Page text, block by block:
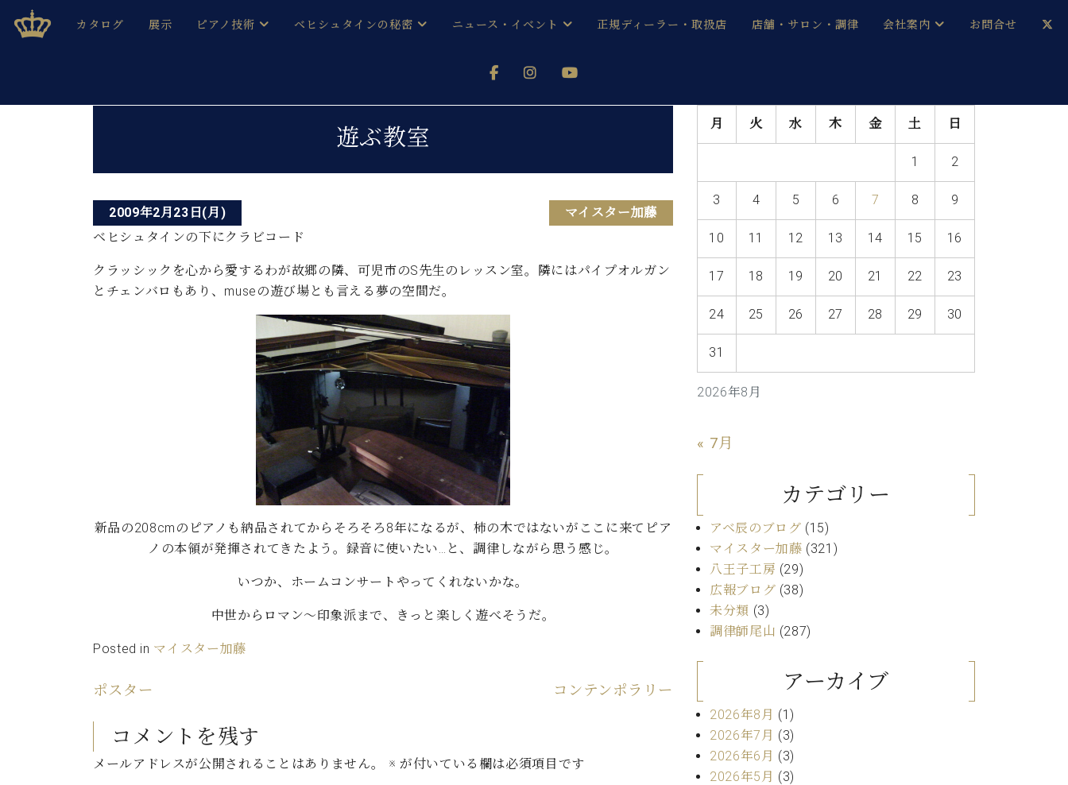
ベヒシュタインジャパン公式サイト
BECHSTEIN JAPAN Official Site
カタログ
C.ベヒシュタイン コンサート/C.ベヒシュタイン レジデンス
C.ベヒシュタイン コンサート
C.ベヒシュタイン コンサート
アップライトピアノ
W.ホフマン ヴィジョン
展示 ピアノ技術
み
ピアノ製造番号
ベヒシュタインの秘密
ブランドヒストリー
ベヒシュタイン・シューレ
納入実績 ホール・スタジオ
納入実績 音楽教室
ご愛用者の声
ニュース・イベント
メルマガ会員登録ご案内
(お知らせ・メディア情報)
レッスンイベント
代理店主催イベント
コンクール
音楽教室
正規ディーラー・取扱店 店舗・サロン・調律
ベヒシュタイン・シューレ音楽教室
ベヒシュタイン・セントラム 東京
ホール・スタジオレンタル
本社：八王子・技術営業センター
技術者紹介
アーティストカスタマーサービス(調律)
会社案内
採用情報
ベヒシュタイン・サロン会員
ベヒシュタイン・ジャパンブログ
お問合せ
遊ぶ教室
2009年2月23日(月)
マイスター加藤
ベヒシュタインの下にクラビコード
クラッシックを心から愛するわが故郷の隣、可児市のS先生のレッスン室。隣にはパイプオルガン
とチェンバロもあり、museの遊び場とも言える夢の空間だ。
新品の208cmのピアノも納品されてからそろそろ8年になるが、柿の木ではないがここに来てピア
ノの本領が発揮されてきたよう。録音に使いたい…と、調律しながら思う感じ。
いつか、ホームコンサートやってくれないかな。
中世からロマン～印象派まで、きっと楽しく遊べそうだ。
Posted in マイスター加藤
ナ
ビ
ゲ
ー
シ
ポスター コンテンポラリー
コメントを残す
メールアドレスが公開されることはありません。 ※ が付いている欄は必須項目です
2026年8月
月 火 水 木 金 土 日
1 2
3 4 5 6 7 8 9
10 11 12 13 14 15 16
17 18 19 20 21 22 23
24 25 26 27 28 29 30
31
« 7月
カテゴリー
アベ辰のブログ (15)
マイスター加藤 (321)
八王子工房 (29)
広報ブログ (38)
未分類 (3)
調律師尾山 (287)
アーカイブ
2026年8月 (1)
2026年7月 (3)
2026年6月 (3)
2026年5月 (3)